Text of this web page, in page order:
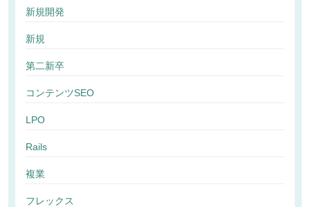
新規開発
新規
第二新卒
コンテンツSEO
LPO
Rails
複業
フレックス